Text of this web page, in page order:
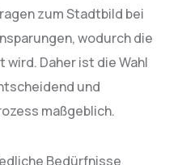
zum Stadtbild bei
wodurch die
Daher ist die Wahl
und
maßgeblich.
Bedürfnisse